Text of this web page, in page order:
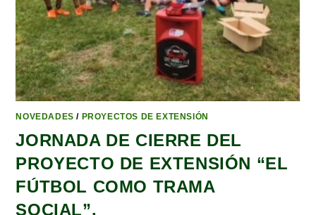
NOVEDADES / PROYECTOS DE EXTENSIÓN
JORNADA DE CIERRE DEL
PROYECTO DE EXTENSIÓN “EL
FÚTBOL COMO TRAMA
SOCIAL”.